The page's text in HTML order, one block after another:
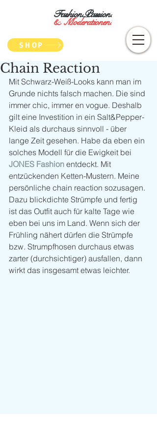
Fashion.Passion.
&Moderationen.
SHOP
Chain Reaction
Mit Schwarz-Weiß-Looks kann man im
Grunde nichts falsch machen. Die sind
immer chic, immer en vogue. Deshalb
gilt eine Investition in ein Salt&Pepper-
Kleid als durchaus sinnvoll - über
lange Zeit gesehen. Habe da eben ein
solches Modell für die Ewigkeit bei
JONES Fashion entdeckt. Mit
entzückenden Ketten-Mustern. Meine
persönliche chain reaction sozusagen.
Dazu blickdichte Strümpfe und fertig
ist das Outfit auch für kalte Tage wie
eben bei uns im Land. Wenn sich der
Frühling nähert dürfen die Strümpfe
bzw. Strumpfhosen durchaus etwas
zarter (durchsichtiger) ausfallen, dann
wirkt das insgesamt etwas leichter.